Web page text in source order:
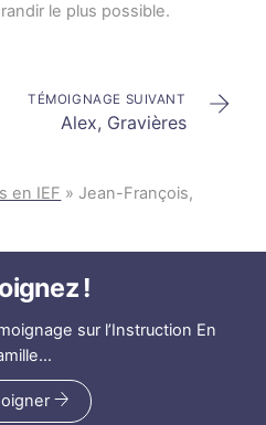
le plus possible.
TÉMOIGNAGE SUIVANT
Alex, Gravières
en IEF » Jean-François,
!
sur l’Instruction En